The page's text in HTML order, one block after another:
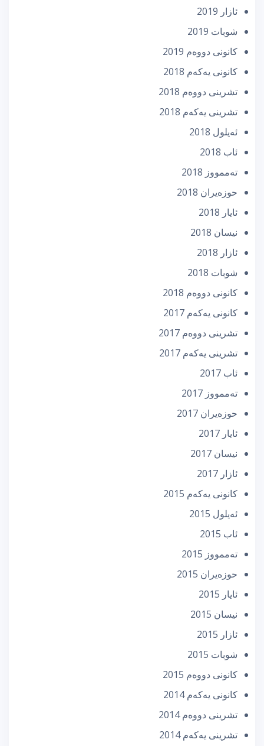
ئازار 2019
شوبات 2019
كانونی دووه‌م 2019
كانونی یه‌كه‌م 2018
تشرینی دووه‌م 2018
تشرینی یه‌كه‌م 2018
ئه‌یلول 2018
ئاب 2018
تەممووز 2018
حوزه‌یران 2018
ئایار 2018
نیسان 2018
ئازار 2018
شوبات 2018
كانونی دووه‌م 2018
كانونی یه‌كه‌م 2017
تشرینی دووه‌م 2017
تشرینی یه‌كه‌م 2017
ئاب 2017
تەممووز 2017
حوزه‌یران 2017
ئایار 2017
نیسان 2017
ئازار 2017
كانونی یه‌كه‌م 2015
ئه‌یلول 2015
ئاب 2015
تەممووز 2015
حوزه‌یران 2015
ئایار 2015
نیسان 2015
ئازار 2015
شوبات 2015
كانونی دووه‌م 2015
كانونی یه‌كه‌م 2014
تشرینی دووه‌م 2014
تشرینی یه‌كه‌م 2014